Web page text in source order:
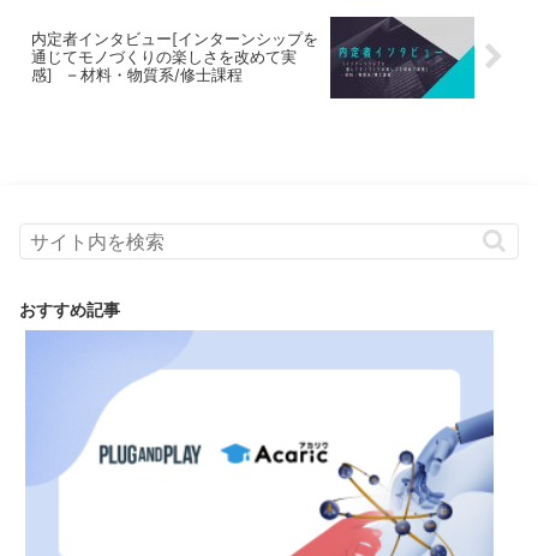
内定者インタビュー[インターンシップを
通じてモノづくりの楽しさを改めて実
感] – 材料・物質系/修士課程
おすすめ記事